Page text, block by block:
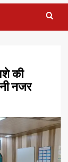
की
नजर